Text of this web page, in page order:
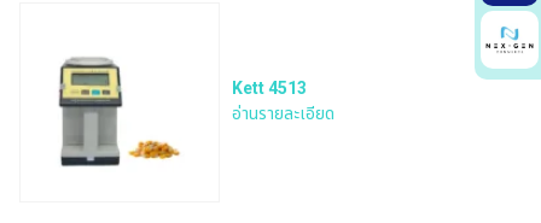
Kett 4513
อ่านรายละเอียด